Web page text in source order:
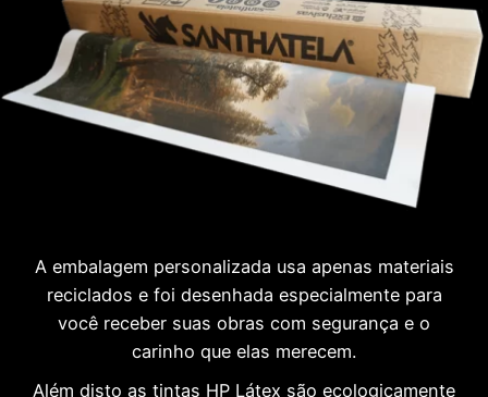
A embalagem personalizada usa apenas materiais
reciclados e foi desenhada especialmente para
você receber suas obras com segurança e o
carinho que elas merecem.
Além disto as tintas HP Látex são ecologicamente